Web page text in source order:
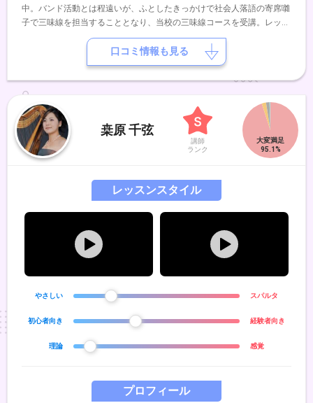
中。バンド活動とは程遠いが、ふとしたきっかけで社会人落語の寄席囃
子で三味線を担当することとなり、当校の三味線コースを受講。レッス
ンを重ね、卒業と同時に講師を務める。
口コミ情報も見る
桒原 千弦
講師
ランク
プロフィール
レッスンスタイル
やさしい スパルタ
初心者向き 経験者向き
理論 感覚